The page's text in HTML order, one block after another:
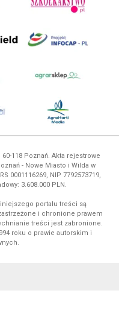
118 Poznań. Akta rejestrowe
- Nowe Miasto i Wilda w
0001116269, NIP 7792573719,
3.608.000 PLN.
portalu treści są
i chronione prawem
treści jest zabronione.
roku o prawie autorskim i